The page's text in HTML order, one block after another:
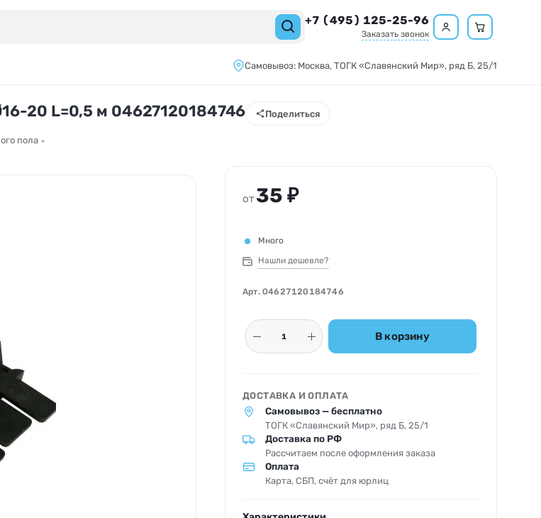
+7 (495) 125-25-96
Заказать звонок
Самовывоз: Москва, ТОГК «Славянский Мир», ряд Б, 25/1
Поделиться
20 L=0,5 м 04627120184746
пола
от35 ₽
Много
Нашли дешевле?
Арт. 04627120184746
В корзину
ДОСТАВКА И ОПЛАТА
Самовывоз — бесплатно
ТОГК «Славянский Мир», ряд Б, 25/1
Доставка по РФ
Рассчитаем после оформления заказа
Оплата
Карта, СБП, счёт для юрлиц